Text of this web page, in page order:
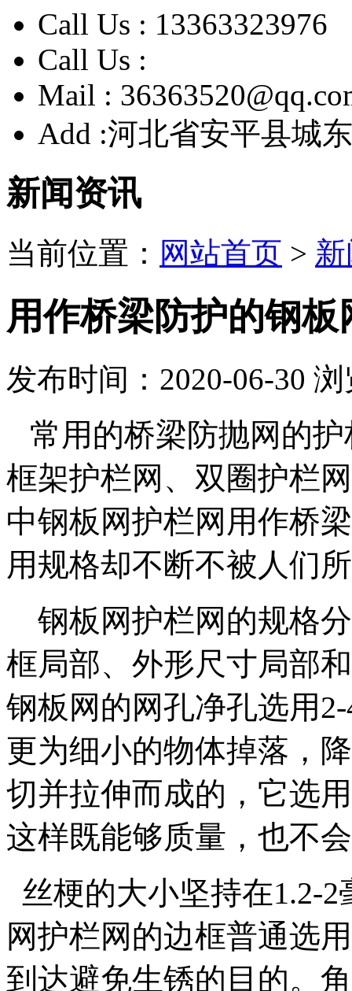
Call Us : 13363323976
Call Us :
Mail :
Add :河北省安平县城
新闻资讯
当前位置： 网站首页 >
用作桥梁防护的钢板
发布时间：2020-06-30 浏
常用的桥梁防抛网的
框架护栏网、双圈护栏
中钢板网护栏网用作桥
用规格却不断不被人们
钢板网护栏网的规格
框局部、外形尺寸局部
钢板网的网孔净孔选用
更为细小的物体掉落，
切并拉伸而成的，它选
这样既能够质量，也不
丝梗的大小坚持在1.2-
网护栏网的边框普通选
到达避免生锈的目的。